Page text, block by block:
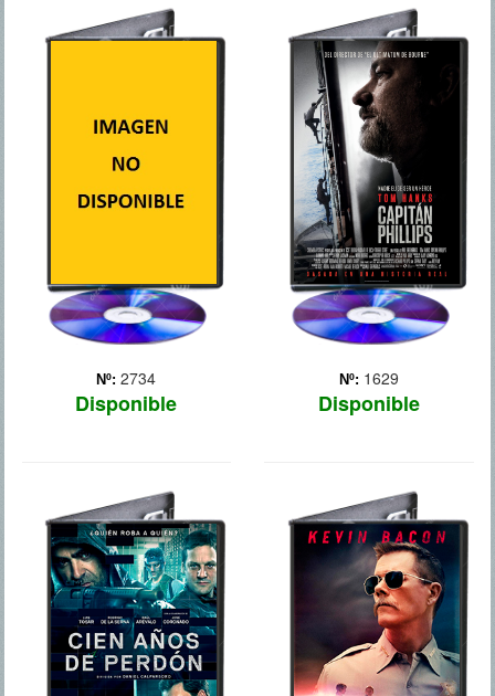
Nº: 2734
Disponible
Matt Scudder, un expolicía
de Nueva York, trabaja
pesar de que no tiene
licencia. Cuando accede a
regañadientes a ayudar a
un traficante de heroína a
Nº: 1629
Disponible
CAPITAN
PHILLIPS
En el año 2009, en aguas
internacionales a 145
millas de la costa de
Somalia, en el cuerno de
África, el buque carguero
“Maersk Alabama”, al
mando del capitán de la
marina mercante
estadouni... Más
CIEN AÑOS DE
PERDON
Una mañana lluviosa, seis
hombres disfrazados y
armados asaltan la sede
central de un banco en
Valencia. Lo que parecía
un robo limpio y fácil pronto
se complica, y nada saldrá
COCHE
POLICIAL
Dos chavales de diez años
encuentran un coche de
policía aparentemente
abandonado y deciden
montarse para dar una
vuelta. Pero esto será el
inicio de un tortuoso y